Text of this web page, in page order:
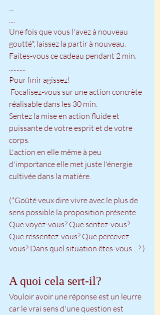
...
....
Une fois que vous l'avez à nouveau
goutté*, laissez la partir à nouveau.
Faites-vous ce cadeau pendant 2 min.
...........
Pour finir agissez!
réalisable dans les 30 min.
Sentez la mise en action fluide et
puissante de votre esprit et de votre
corps.
L'action en elle même à peu
d'importance elle met juste l'énergie
cultivée dans la matière.
(*Goûté veux dire vivre avec le plus de
sens possible la proposition présente.
Que voyez-vous? Que sentez-vous?
Que ressentez-vous? Que percevez-
vous? Dans quel situation êtes-vous ...? )
A quoi cela sert-il?
Vouloir avoir une réponse est un leurre
car le vrai sens d'une question est